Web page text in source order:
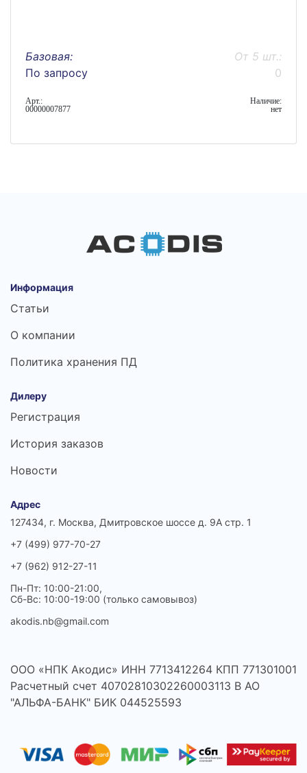
Базовая:
По запросу
От 5 шт.:
0
Арт.:
00000007877
Наличие:
нет
Информация
Статьи
О компании
Политика хранения ПД
Дилеру
Регистрация
История заказов
Новости
Адрес
127434, г. Москва, Дмитровское шоссе д. 9А стр. 1
+7 (499) 977-70-27
+7 (962) 912-27-11
Пн-Пт: 10:00-21:00,
Сб-Вс: 10:00-19:00 (только самовывоз)
akodis.nb@gmail.com
ООО «НПК Акодис» ИНН 7713412264 КПП 771301001
Расчетный счет 40702810302260003113 В АО
"АЛЬФА-БАНК" БИК 044525593